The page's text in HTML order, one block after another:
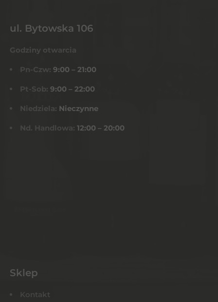
ul. Bytowska 106
Godziny otwarcia
Pn-Czw: 9:00 – 21:00
Pt-Sob: 9:00 – 22:00
Niedziela: Nieczynne
Nd. Handlowa: 12:00 – 20:00
Sklep
Kontakt